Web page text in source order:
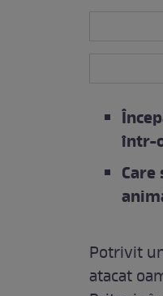
într-
Potrivit
atacat